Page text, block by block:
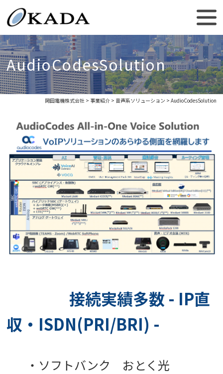
AudioCodesSolution
岡田電機株式会社> 事業紹介> 音声系ソリューション > AudioCodesSolution
接続実績多数 - IP直
収・ISDN(PRI/BRI) -
・ソフトバンク おとく光